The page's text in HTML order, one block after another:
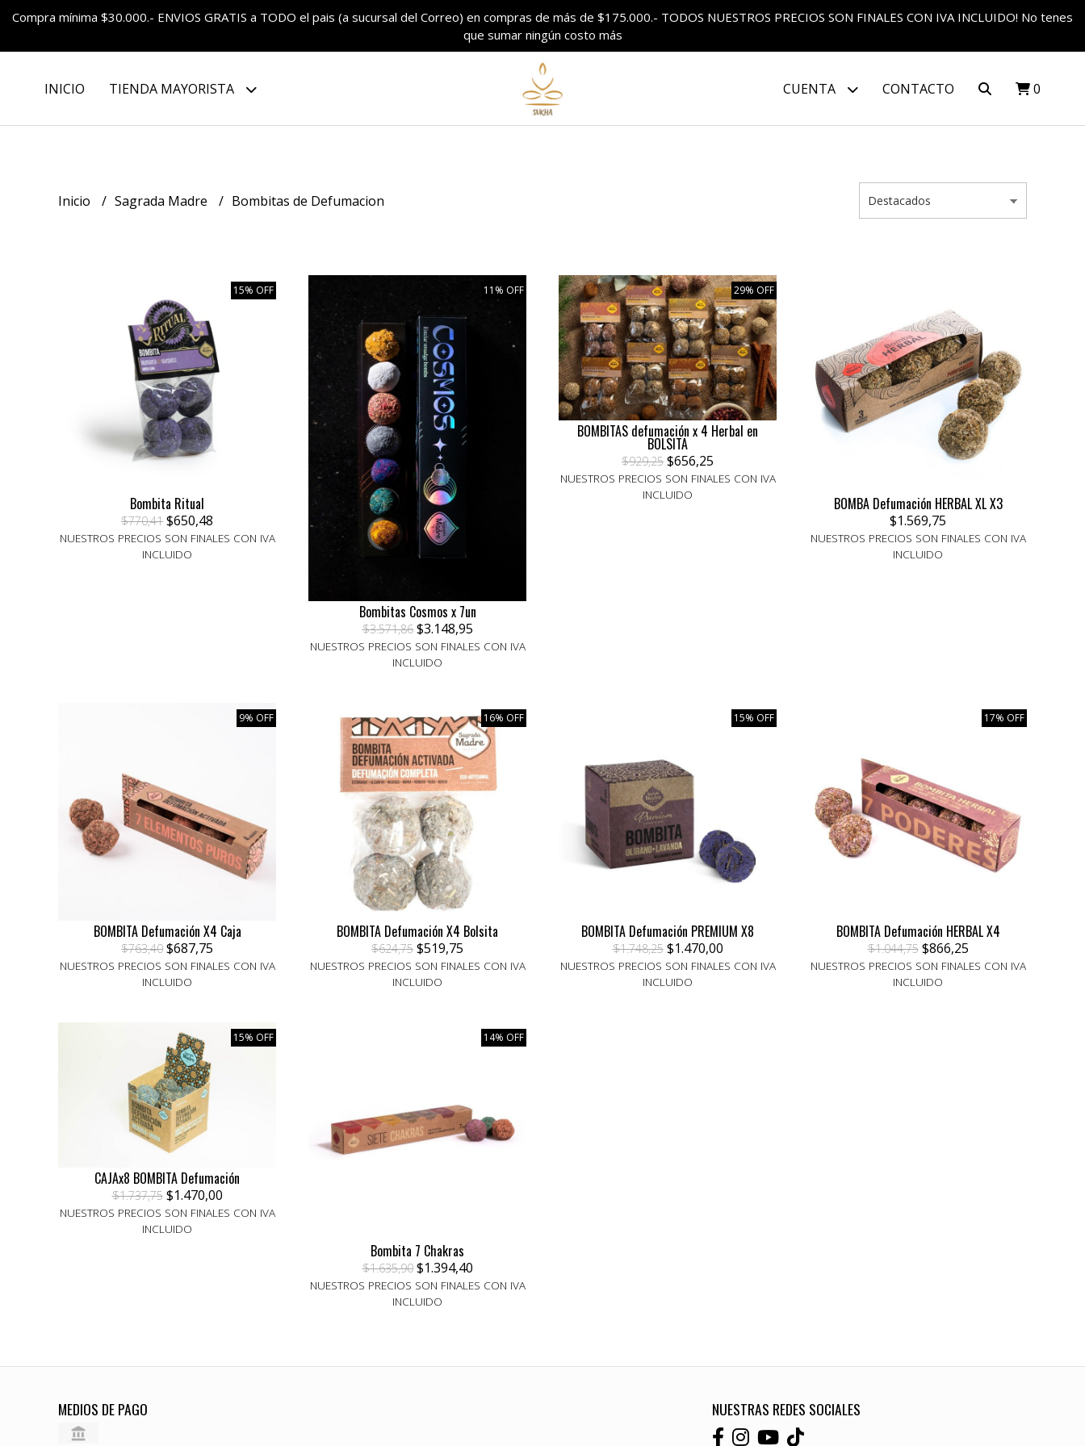
Compra mínima $30.000.- ENVIOS GRATIS a TODO el pais (a sucursal del Correo) en compras de más de $175.000.- TODOS NUESTROS PRECIOS SON FINALES CON IVA INCLUIDO! No tenes
que sumar ningún costo más
INICIO TIENDA MAYORISTA CUENTA CONTACTO 0
Inicio Sagrada Madre Bombitas de Defumacion
15% OFF
Bombita Ritual
$770,41 $650,48
NUESTROS PRECIOS SON FINALES CON IVA
INCLUIDO
11% OFF
Bombitas Cosmos x 7un
$3.571,86$3.148,95
NUESTROS PRECIOS SON FINALES CON IVA
INCLUIDO
29% OFF
BOMBITAS defumación x 4 Herbal en
BOLSITA
$929,25 $656,25
NUESTROS PRECIOS SON FINALES CON IVA
INCLUIDO
BOMBA Defumación HERBAL XL X3
$1.569,75
NUESTROS PRECIOS SON FINALES CON IVA
INCLUIDO
9% OFF
BOMBITA Defumación X4 Caja
$763,40 $687,75
NUESTROS PRECIOS SON FINALES CON IVA
INCLUIDO
16% OFF
BOMBITA Defumación X4 Bolsita
$624,75 $519,75
NUESTROS PRECIOS SON FINALES CON IVA
INCLUIDO
15% OFF
BOMBITA Defumación PREMIUM X8
$1.748,25$1.470,00
NUESTROS PRECIOS SON FINALES CON IVA
INCLUIDO
17% OFF
BOMBITA Defumación HERBAL X4
$1.044,75$866,25
NUESTROS PRECIOS SON FINALES CON IVA
INCLUIDO
15% OFF
CAJAx8 BOMBITA Defumación
$1.737,75$1.470,00
NUESTROS PRECIOS SON FINALES CON IVA
INCLUIDO
14% OFF
Bombita 7 Chakras
$1.635,90$1.394,40
NUESTROS PRECIOS SON FINALES CON IVA
INCLUIDO
MEDIOS DE PAGO NUESTRAS REDES SOCIALES